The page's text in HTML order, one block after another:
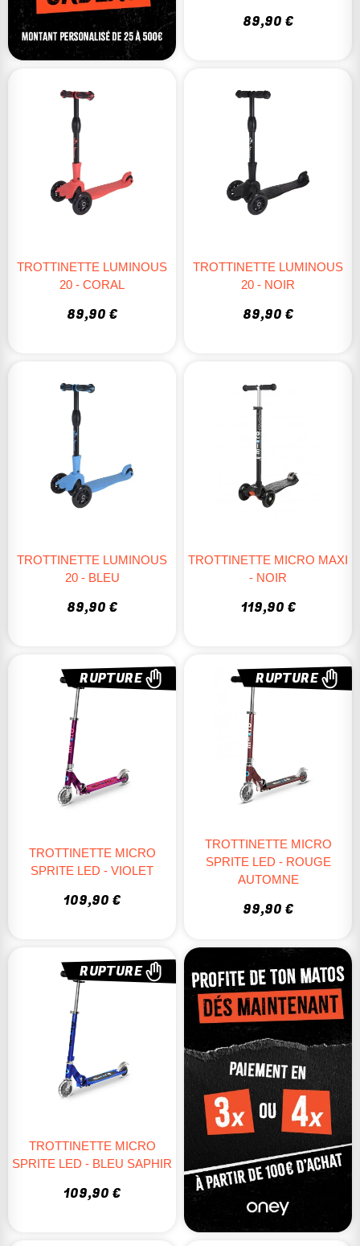
89,90 €
TROTTINETTE LUMINOUS
20 - CORAL
89,90 €
TROTTINETTE LUMINOUS
20 - NOIR
89,90 €
TROTTINETTE LUMINOUS
20 - BLEU
89,90 €
TROTTINETTE MICRO MAXI
- NOIR
119,90 €
RUPTURE
TROTTINETTE MICRO
SPRITE LED - VIOLET
109,90 €
RUPTURE
TROTTINETTE MICRO
SPRITE LED - ROUGE
AUTOMNE
99,90 €
RUPTURE
TROTTINETTE MICRO
SPRITE LED - BLEU SAPHIR
109,90 €